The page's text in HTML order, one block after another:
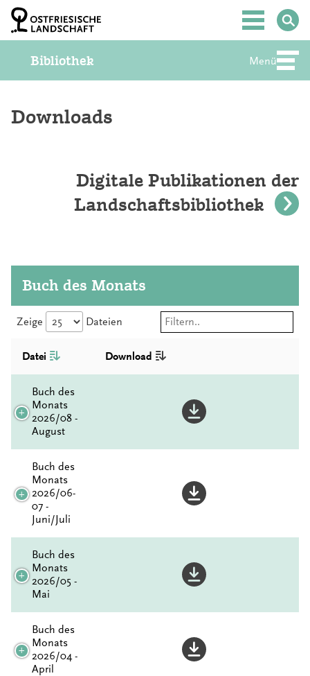
a
Hauptmenü
Bibliothek Menü
Downloads
Digitale Publikationen der
Landschaftsbibliothek
Buch des Monats
Zeige Dateien
Datei Download
Buch des
Monats
2026/08 -
August
Buch des
Monats
2026/06-
07 -
Juni/Juli
Buch des
Monats
2026/05 -
Mai
Buch des
Monats
2026/04 -
April